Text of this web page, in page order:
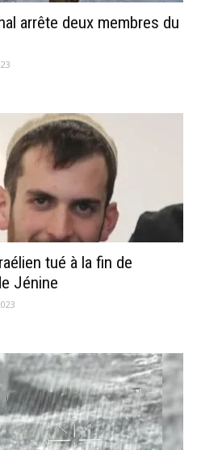
arrête deux membres du
tué à la fin de
Jénine